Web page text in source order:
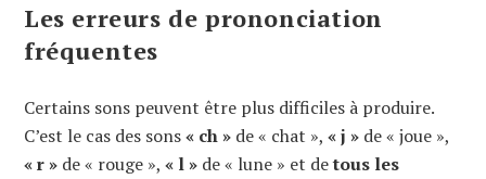
Les erreurs de prononciation
fréquentes
Certains sons peuvent être plus difficiles à produire.
C’est le cas des sons« ch » de « chat », « j » de « joue »,
« r » de « rouge », « l » de « lune » et detous les